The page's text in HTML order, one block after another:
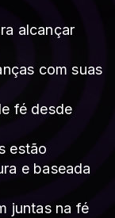
alcançar
com suas
fé desde
estão
e baseada
juntas na fé